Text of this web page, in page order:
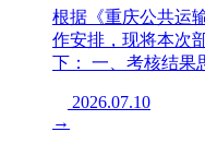
根据《重庆公共运
作安排，现将本次
下： 一、考核结果
2026.07.10
→